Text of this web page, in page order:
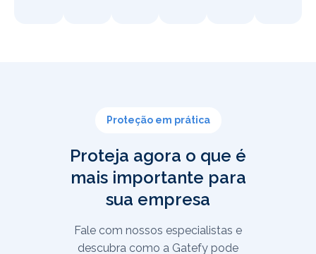
Proteção em prática
Proteja agora o que é
mais importante para
sua empresa
Fale com nossos especialistas e
descubra como a Gatefy pode